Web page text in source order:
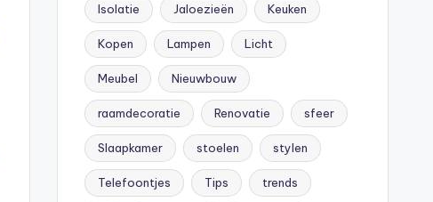
Isolatie Jaloezieën Keuken
Kopen Lampen Licht
Meubel Nieuwbouw
raamdecoratie Renovatie sfeer
Slaapkamer stoelen stylen
Telefoontjes Tips trends